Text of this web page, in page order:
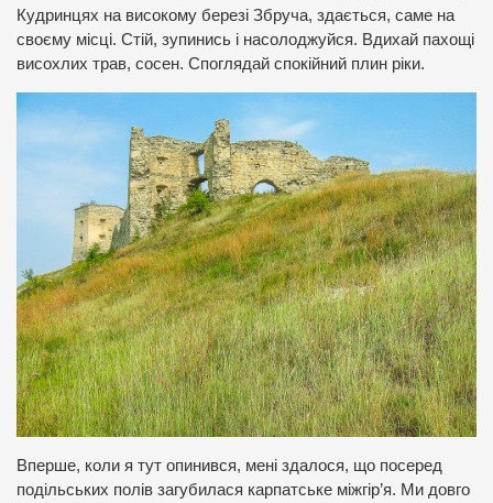
Кудринцях на високому березі Збруча, здається, саме на
своєму місці. Стій, зупинись і насолоджуйся. Вдихай пахощі
висохлих трав, сосен. Споглядай спокійний плин ріки.
Вперше, коли я тут опинився, мені здалося, що посеред
подільських полів загубилася карпатське міжгір’я. Ми довго